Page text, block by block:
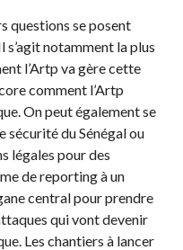
questions se posent
s’agit notamment la plus
l’Artp va gère cette
comment l’Artp
On peut également se
sécurité du Sénégal ou
légales pour des
de reporting à un
central pour prendre
qui vont devenir
Les chantiers à lancer